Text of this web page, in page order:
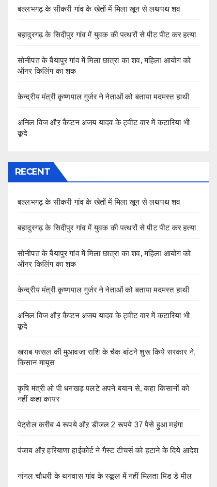
बल्लभगढ़ के सीकरी गांव के खेतों में मिला खून से लथपथ शव
बहादुरगढ़ के सिदीपुर गांव में युवक की पत्थरों से पीट पीट कर हत्या
सोनीपत के बैयापुर गांव में मिला छात्रा का शव, महिला आयोग को
ऑनर किलिंग का शक
केन्द्रीय मंत्री कृष्णपाल गुर्जर ने नेताओं को बताया मदमस्त हाथी
अनिल विज औऱ कैप्टन अजय यादव के ट्वीट वार में कटारिया भी
कूदे
RECENT
बल्लभगढ़ के सीकरी गांव के खेतों में मिला खून से लथपथ शव
बहादुरगढ़ के सिदीपुर गांव में युवक की पत्थरों से पीट पीट कर हत्या
सोनीपत के बैयापुर गांव में मिला छात्रा का शव, महिला आयोग को
ऑनर किलिंग का शक
केन्द्रीय मंत्री कृष्णपाल गुर्जर ने नेताओं को बताया मदमस्त हाथी
अनिल विज औऱ कैप्टन अजय यादव के ट्वीट वार में कटारिया भी
कूदे
खराब फसल की मुआवजा राशि के चैक बांटने शुरू किये सरकार ने,
किसान मायूस
कृषि मंत्री ओ पी धनखड़ पलटे अपने बयान से, कहा किसानों को
नहीं कहा कायर
पेट्रोल करीब 4 रूपये औऱ डीजल 2 रूपये 37 पैसे हुआ महंगा
पंजाब औऱ हरियाणा हाईकोर्ट ने गैस्ट टीचर्स को हटाने के दिये आदेश
नांगल चौधरी के थनवास गांव के स्कूल में नहीं मिलता मिड डे मील